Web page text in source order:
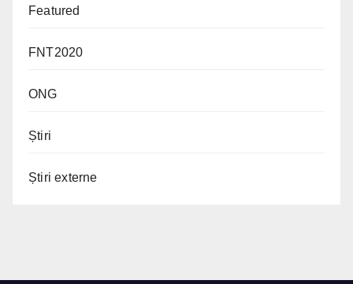
Featured
FNT2020
ONG
Știri
Știri externe